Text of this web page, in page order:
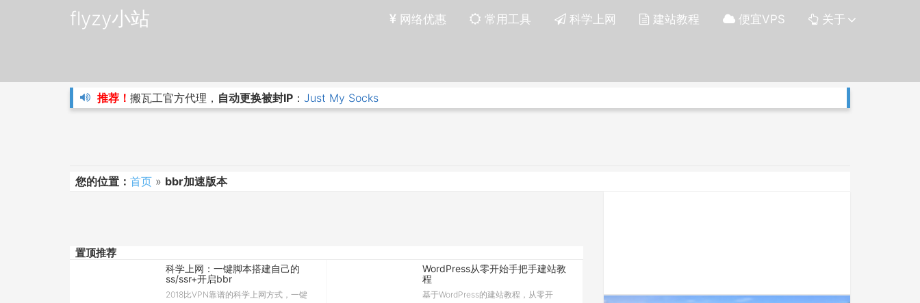
flyzy小站 网络优惠 常用工具 科学上网 建站教程 便宜VPS 关于
推荐！ 搬瓦工官方代理， 自动更换被封IP ： Just My Socks
您的位置： 首页 » bbr加速版本
置顶推荐
科学上网：一键脚本搭建自己的
ss/ssr+开启bbr
2018比VPN靠谱的科学上网方式，一键
WordPress从零开始手把手建站教
程
基于WordPress的建站教程，从零开